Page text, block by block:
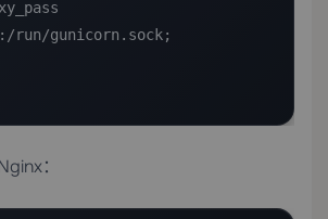
gunicorn.sock;
：